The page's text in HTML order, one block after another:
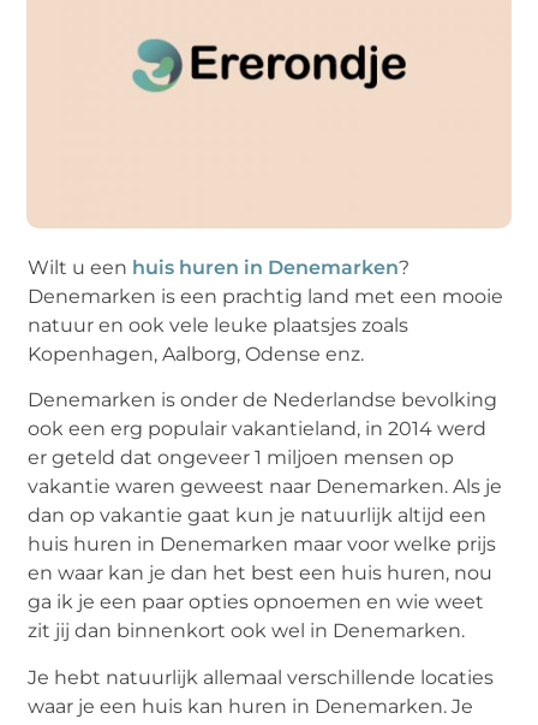
Wilt u een huis huren in Denemarken?
Denemarken is een prachtig land met een mooie
natuur en ook vele leuke plaatsjes zoals
Kopenhagen, Aalborg, Odense enz.
Denemarken is onder de Nederlandse bevolking
ook een erg populair vakantieland, in 2014 werd
er geteld dat ongeveer 1 miljoen mensen op
vakantie waren geweest naar Denemarken. Als je
dan op vakantie gaat kun je natuurlijk altijd een
huis huren in Denemarken maar voor welke prijs
en waar kan je dan het best een huis huren, nou
ga ik je een paar opties opnoemen en wie weet
zit jij dan binnenkort ook wel in Denemarken.
Je hebt natuurlijk allemaal verschillende locaties
waar je een huis kan huren in Denemarken. Je